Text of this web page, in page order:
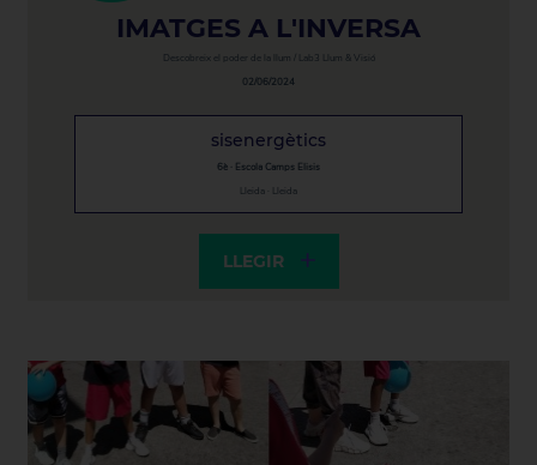
IMATGES A L'INVERSA
Descobreix el poder de la llum / Lab3 Llum & Visió
02/06/2024
sisenergètics
6è · Escola Camps Elisis
Lleida · Lleida
LLEGIR